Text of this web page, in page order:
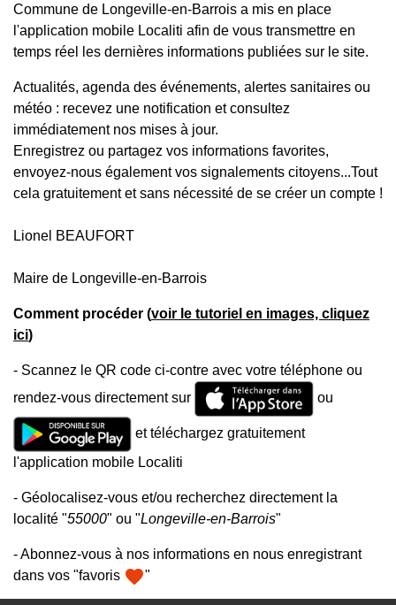
Commune de Longeville-en-Barrois a mis en place
l'application mobile Localiti afin de vous transmettre en
temps réel les dernières informations publiées sur le site.
Actualités, agenda des événements, alertes sanitaires ou
météo : recevez une notification et consultez
immédiatement nos mises à jour.
Enregistrez ou partagez vos informations favorites,
envoyez-nous également vos signalements citoyens...Tout
cela gratuitement et sans nécessité de se créer un compte !
Lionel BEAUFORT
Maire de Longeville-en-Barrois
Comment procéder (voir le tutoriel en images, cliquez
ici)
- Scannez le QR code ci-contre avec votre téléphone ou
rendez-vous directement sur
ou
et téléchargez gratuitement
l'application mobile Localiti
- Géolocalisez-vous et/ou recherchez directement la
localité "55000" ou "Longeville-en-Barrois"
- Abonnez-vous à nos informations en nous enregistrant
dans vos "favoris favorite"